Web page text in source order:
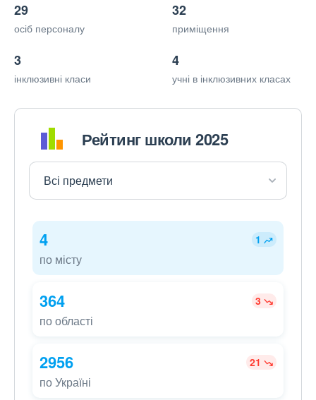
29
осіб персоналу
32
приміщення
3
інклюзивні класи
4
учні в інклюзивних класах
Рейтинг школи 2025
4 1
по місту
364 3
по області
2956 21
по Україні